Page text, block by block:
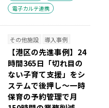
電子カルテ連携
その他施設 導入事例
【港区の先進事例】24
時間365日「切れ目の
ない子育て支援」をシ
ステムで後押し～一時
保育の予約管理で月